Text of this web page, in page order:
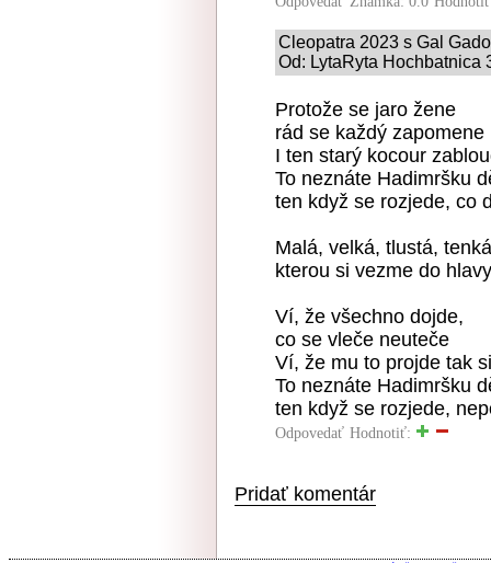
Cleopatra 2023 s Gal
Od: LytaRyta Hochbatnica
Protože se jaro žene
rád se každý zapomene
I ten starý kocour
To neznáte Hadimršku
ten když se rozjede, co
Malá, velká, tlustá,
kterou si vezme do
Ví, že všechno dojde,
co se vleče neuteče
Ví, že mu to projde tak
To neznáte Hadimršku
ten když se rozjede,
Odpovedať Hodnotiť:
Pridať komentár